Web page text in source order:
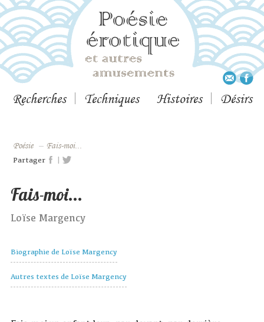
Recherches Techniques Histoires Désirs
Poésie – Fais-moi...
Partager |
Fais-moi...
Loïse Margency
Biographie de Loïse Margency
Autres textes de Loïse Margency